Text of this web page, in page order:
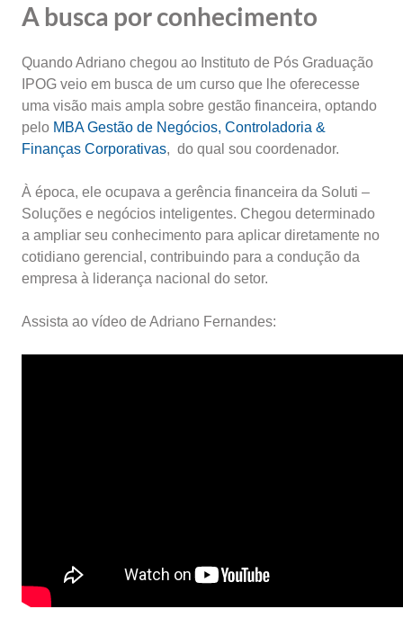
A busca por conhecimento
Quando Adriano chegou ao Instituto de Pós Graduação
IPOG veio em busca de um curso que lhe oferecesse
uma visão mais ampla sobre gestão financeira, optando
pelo MBA Gestão de Negócios, Controladoria &
Finanças Corporativas, do qual sou coordenador.
À época, ele ocupava a gerência financeira da Soluti –
Soluções e negócios inteligentes. Chegou determinado
a ampliar seu conhecimento para aplicar diretamente no
cotidiano gerencial, contribuindo para a condução da
empresa à liderança nacional do setor.
Assista ao vídeo de Adriano Fernandes: